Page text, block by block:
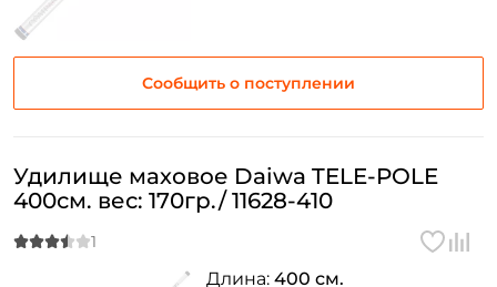
Сообщить о поступлении
Удилище маховое Daiwa TELE-POLE
400см. вес: 170гр./ 11628-410
Длина: 400 см.
Создать аккаунт
Email: *
Номер телефона: *